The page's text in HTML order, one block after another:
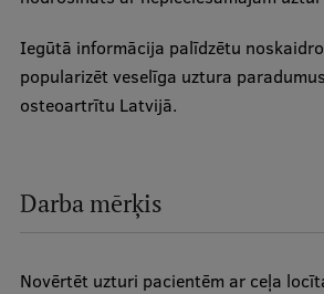
Iegūtā informācija palīdzētu
popularizēt veselīga uztura
osteoartrītu Latvijā.
Darba mērķis
Novērtēt uzturi pacientēm ar ceļa